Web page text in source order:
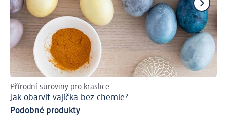
Přírodní suroviny pro kraslice
Jak obarvit vajíčka bez chemie?
Podobné produkty